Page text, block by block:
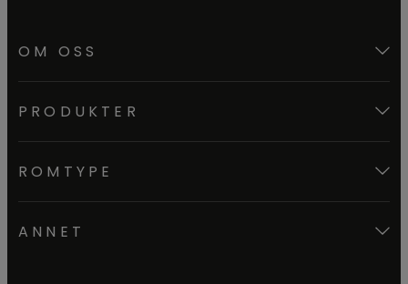
OM OSS
PRODUKTER
ROMTYPE
ANNET